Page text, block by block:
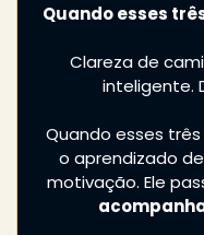
Quando esses
Clareza de
inteligente.
Quando esses
o aprendizado
motivação. Ele